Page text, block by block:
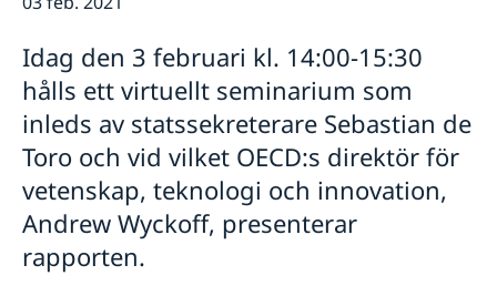
Idag den 3 februari kl. 14:00-15:30
hålls ett virtuellt seminarium som
inleds av statssekreterare Sebastian de
Toro och vid vilket OECD:s direktör för
vetenskap, teknologi och innovation,
Andrew Wyckoff, presenterar
rapporten.